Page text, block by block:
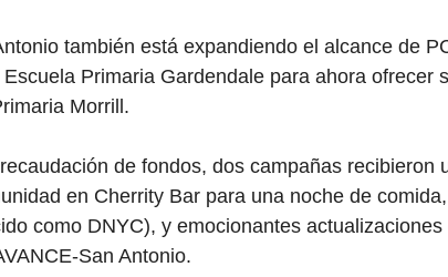
también está expandiendo el alcance de
Primaria Gardendale para ahora ofrecer
Morrill.
de fondos, dos campañas recibieron
en Cherrity Bar para una noche de
como DNYC), y emocionantes
San Antonio.